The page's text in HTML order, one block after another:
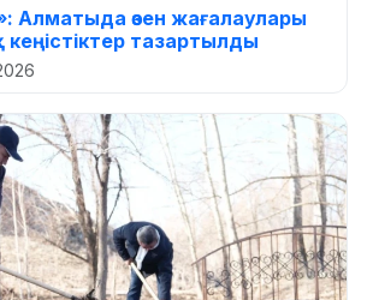
Алматыда өзен жағалаулары
тазартылды